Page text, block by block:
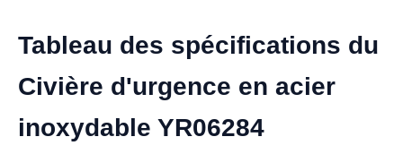
Tableau des spécifications du
Civière d'urgence en acier
inoxydable YR06284